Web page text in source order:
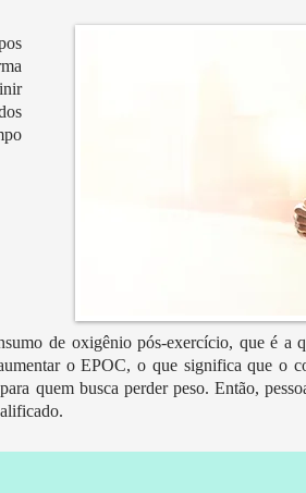
de oxigênio pós-exercício, que é a
o EPOC, o que significa que o
quem busca perder peso. Então,